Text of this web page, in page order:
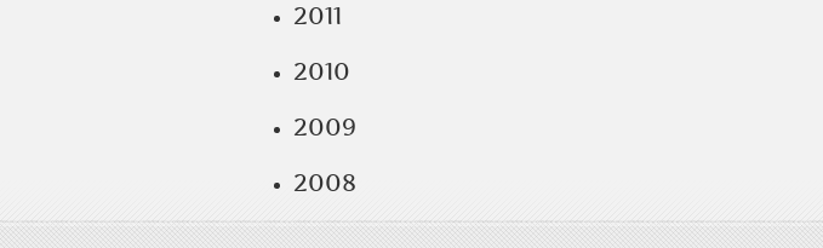
2011
2010
2009
2008